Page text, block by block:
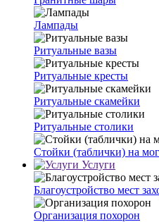
Лампады
Ритуальные вазы
Ритуальные кресты
Ритуальные скамейки
Ритуальные столики
Стойки (таблички) на
Услуги
Благоустройство мест
Организация похорон